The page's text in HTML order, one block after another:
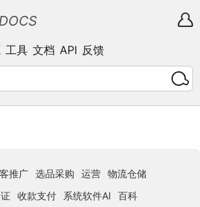
工具 文档 API 反馈
推广 选品采购 运营 物流仓储
收款支付 系统软件AI
百科